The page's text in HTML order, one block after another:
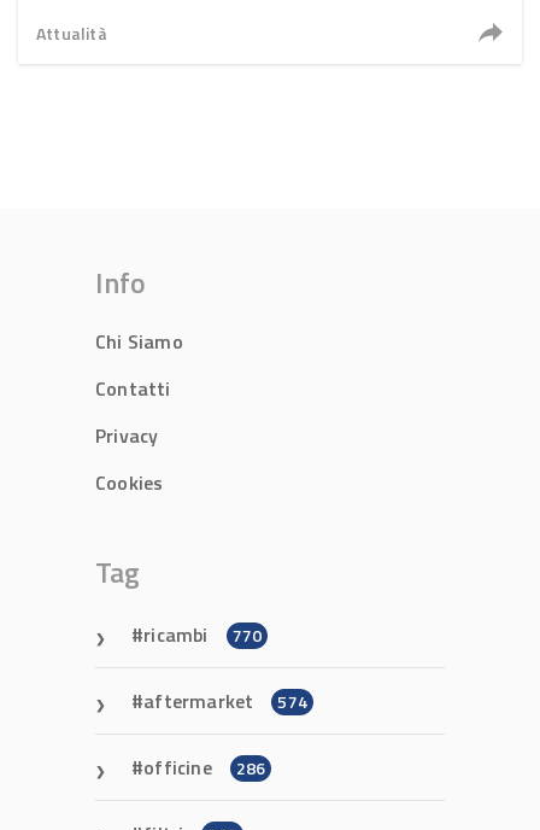
Attualità
Info
Chi Siamo
Contatti
Privacy
Cookies
Tag
ricambi 770
aftermarket 574
officine 286